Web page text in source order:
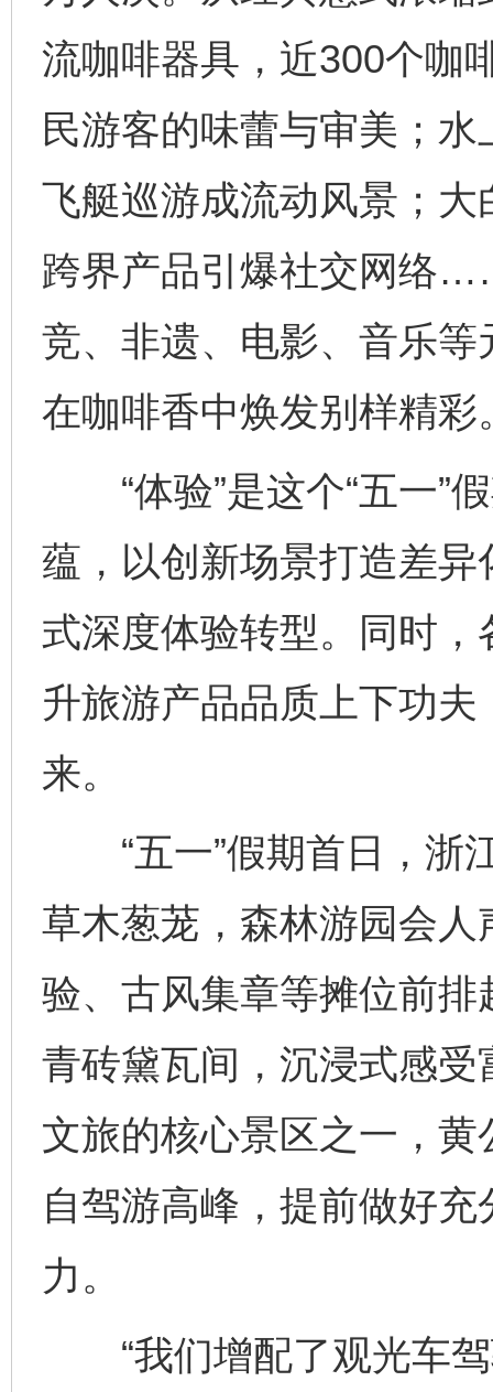
流咖啡器具，近300个咖
民游客的味蕾与审美；
飞艇巡游成流动风景；
跨界产品引爆社交网络
竞、非遗、电影、音乐
在咖啡香中焕发别样精彩
“体验”是这个“五一”
蕴，以创新场景打造差
式深度体验转型。同时
升旅游产品品质上下功
来。
“五一”假期首日，浙
草木葱茏，森林游园会
验、古风集章等摊位前
青砖黛瓦间，沉浸式感
文旅的核心景区之一，黄
自驾游高峰，提前做好
力。
“我们增配了观光车驾